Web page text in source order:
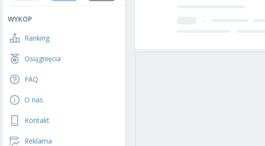
WYKOP
Ranking
Osiągnięcia
FAQ
O nas
Kontakt
Reklama